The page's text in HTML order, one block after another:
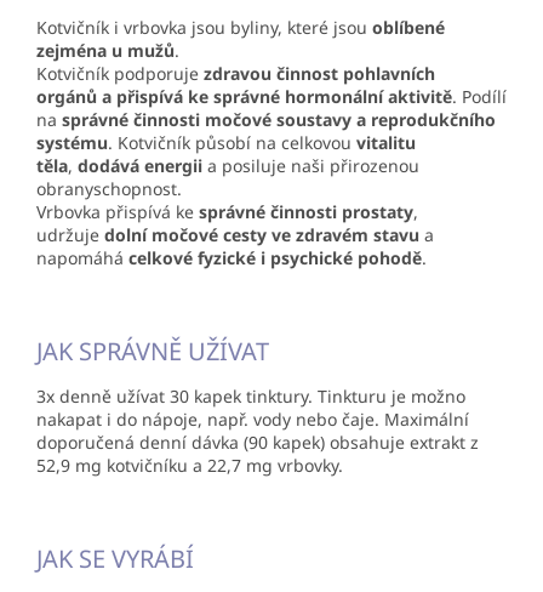
Kotvičník i vrbovka jsou byliny, které jsou oblíbené
zejména u mužů.
Kotvičník podporuje zdravou činnost pohlavních
orgánů a přispívá ke správné hormonální aktivitě. Podílí
na správné činnosti močové soustavy a reprodukčního
systému. Kotvičník působí na celkovou vitalitu
těla, dodává energii a posiluje naši přirozenou
obranyschopnost.
Vrbovka přispívá ke správné činnosti prostaty,
udržuje dolní močové cesty ve zdravém stavu a
napomáhá celkové fyzické i psychické pohodě.
JAK SPRÁVNĚ UŽÍVAT
3x denně užívat 30 kapek tinktury. Tinkturu je možno
nakapat i do nápoje, např. vody nebo čaje. Maximální
doporučená denní dávka (90 kapek) obsahuje extrakt z
52,9 mg kotvičníku a 22,7 mg vrbovky.
JAK SE VYRÁBÍ